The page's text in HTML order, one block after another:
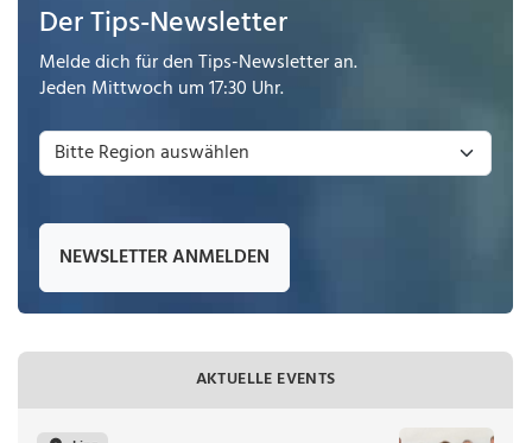
Der Tips-Newsletter
Melde dich für den Tips-Newsletter an.
Jeden Mittwoch um 17:30 Uhr.
NEWSLETTER ANMELDEN
AKTUELLE EVENTS